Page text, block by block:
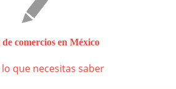
comercios en México
que necesitas saber